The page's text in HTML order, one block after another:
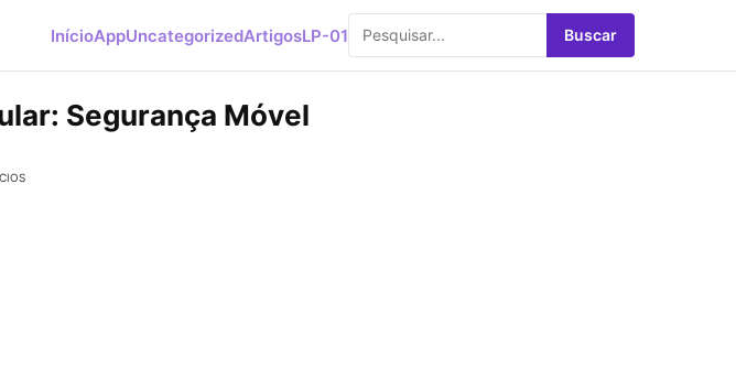
InícioAppUncategorizedArtigosLP-01 Buscar
Segurança Móvel